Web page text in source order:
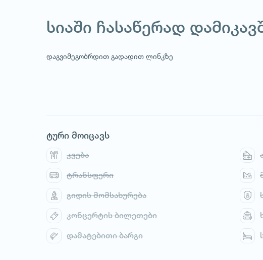
სიაში ჩასაწერად
დაგვიმეგობრდით გადადით ლინკზე
ტური მოიცავს
კვება
ტრანსფერი
გიდის მომსახურება
კონცერტის ბილეთები
დამატებითი ბარგი